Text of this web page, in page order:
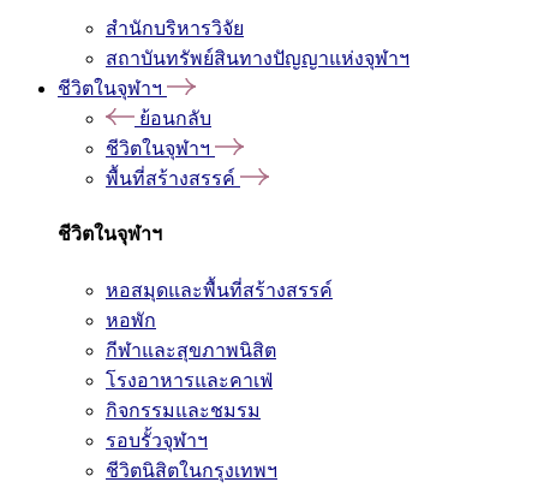
สำนักบริหารวิจัย
สถาบันทรัพย์สินทางปัญญาแห่งจุฬาฯ
ชีวิตในจุฬาฯ
ย้อนกลับ
ชีวิตในจุฬาฯ
พื้นที่สร้างสรรค์
ชีวิตในจุฬาฯ
หอสมุดและพื้นที่สร้างสรรค์
หอพัก
กีฬาและสุขภาพนิสิต
โรงอาหารและคาเฟ่
กิจกรรมและชมรม
รอบรั้วจุฬาฯ
ชีวิตนิสิตในกรุงเทพฯ